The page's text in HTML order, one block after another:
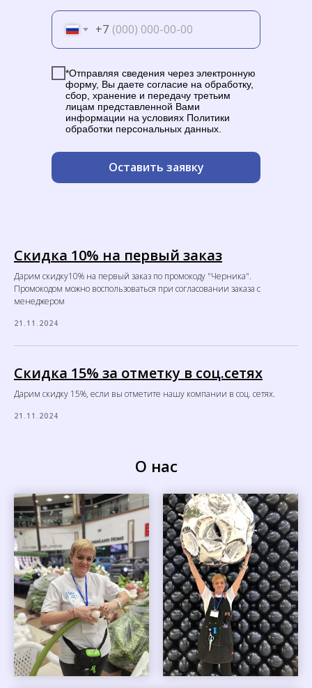
+7
*Отправляя сведения через электронную
форму, Вы даете согласие на обработку,
сбор, хранение и передачу третьим
лицам представленной Вами
информации на условиях Политики
обработки персональных данных.
Оставить заявку
Скидка 10% на первый заказ
Дарим скидку10% на первый заказ по промокоду "Черника".
Промокодом можно воспользоваться при согласовании заказа с
менеджером
21.11.2024
Скидка 15% за отметку в соц.сетях
Дарим скидку 15%, если вы отметите нашу компании в соц. сетях.
21.11.2024
О нас